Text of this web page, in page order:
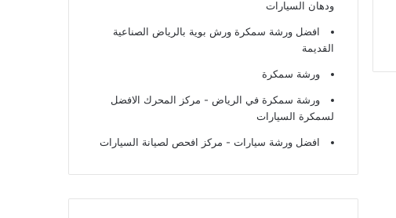
ودهان السيارات
افضل ورشة سمكرة ورش بوية بالرياض الصناعية
القديمة
ورشة سمكرة
ورشة سمكرة في الرياض - مركز المحرك الافضل
لسمكرة السيارات
افضل ورشة سيارات - مركز افحص لصيانة السيارات